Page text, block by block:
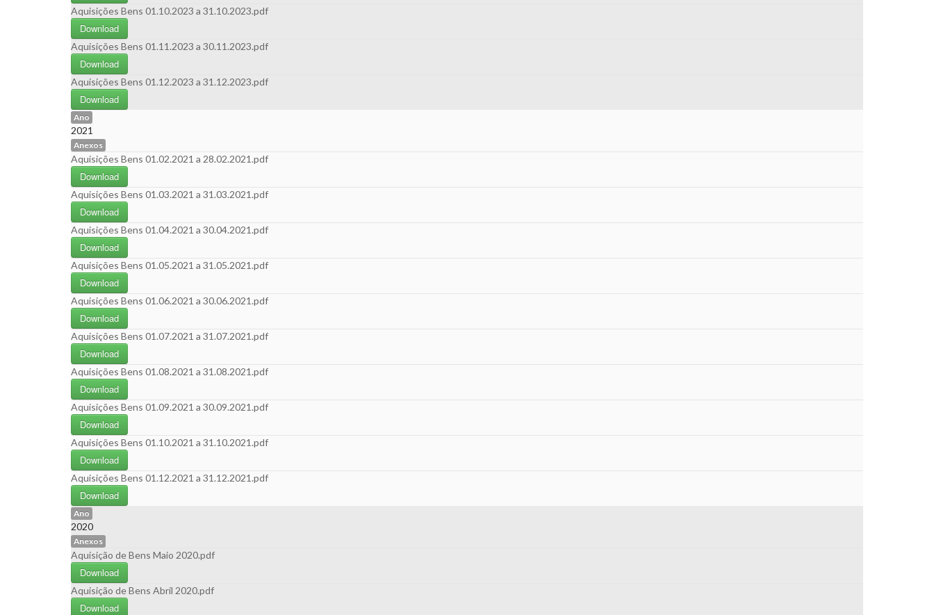
Aquisições Bens 01.10.2023 a 31.10.2023.pdf
Download
Aquisições Bens 01.11.2023 a 30.11.2023.pdf
Download
Aquisições Bens 01.12.2023 a 31.12.2023.pdf
Download
Ano
2021
Anexos
Aquisições Bens 01.02.2021 a 28.02.2021.pdf
Download
Aquisições Bens 01.03.2021 a 31.03.2021.pdf
Download
Aquisições Bens 01.04.2021 a 30.04.2021.pdf
Download
Aquisições Bens 01.05.2021 a 31.05.2021.pdf
Download
Aquisições Bens 01.06.2021 a 30.06.2021.pdf
Download
Aquisições Bens 01.07.2021 a 31.07.2021.pdf
Download
Aquisições Bens 01.08.2021 a 31.08.2021.pdf
Download
Aquisições Bens 01.09.2021 a 30.09.2021.pdf
Download
Aquisições Bens 01.10.2021 a 31.10.2021.pdf
Download
Aquisições Bens 01.12.2021 a 31.12.2021.pdf
Download
Ano
2020
Anexos
Aquisição de Bens Maio 2020.pdf
Download
Aquisição de Bens Abril 2020.pdf
Download